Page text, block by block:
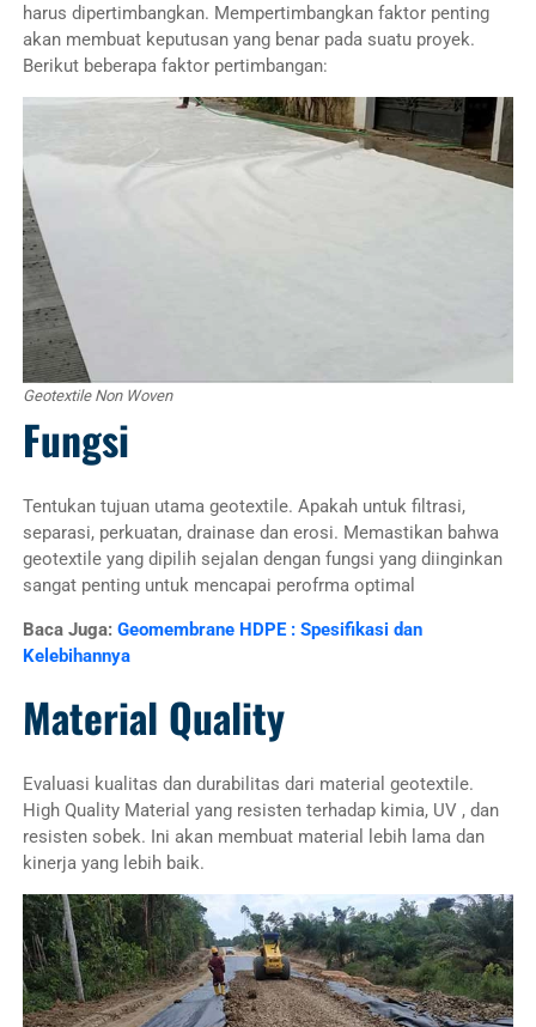
harus dipertimbangkan. Mempertimbangkan faktor penting
akan membuat keputusan yang benar pada suatu proyek.
Berikut beberapa faktor pertimbangan:
Geotextile Non Woven
Fungsi
Tentukan tujuan utama geotextile. Apakah untuk filtrasi,
separasi, perkuatan, drainase dan erosi. Memastikan bahwa
geotextile yang dipilih sejalan dengan fungsi yang diinginkan
sangat penting untuk mencapai perofrma optimal
Baca Juga: Geomembrane HDPE : Spesifikasi dan
Kelebihannya
Material Quality
Evaluasi kualitas dan durabilitas dari material geotextile.
High Quality Material yang resisten terhadap kimia, UV , dan
resisten sobek. Ini akan membuat material lebih lama dan
kinerja yang lebih baik.